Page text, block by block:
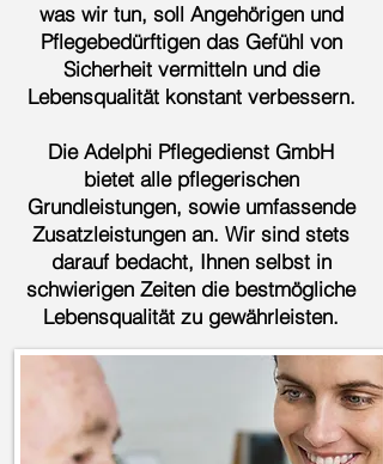
was wir tun, soll Angehörigen und
Pflegebedürftigen das Gefühl von
Sicherheit vermitteln und die
Lebensqualität konstant verbessern.
Die Adelphi Pflegedienst GmbH
bietet alle pflegerischen
Grundleistungen, sowie umfassende
Zusatzleistungen an. Wir sind stets
darauf bedacht, Ihnen selbst in
schwierigen Zeiten die bestmögliche
Lebensqualität zu gewährleisten.